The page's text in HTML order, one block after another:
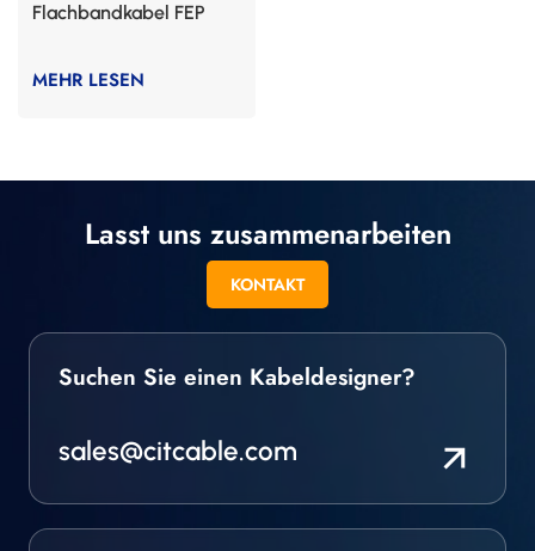
Flachbandkabel FEP
MEHR LESEN
Lasst uns zusammenarbeiten
KONTAKT
Suchen Sie einen Kabeldesigner?
sales@citcable.com